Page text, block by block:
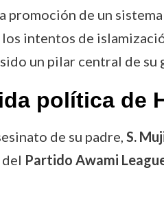
de un
intentos de
un pilar central de su
política de
de su padre, S.
Partido Awami